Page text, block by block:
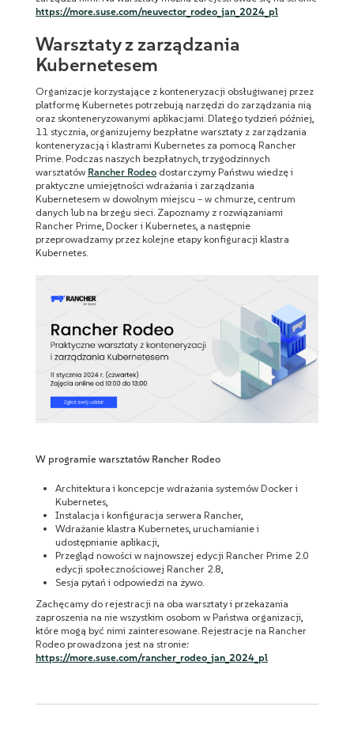
https://more.suse.com/neuvector_rodeo_jan_2024_pl
Warsztaty z zarządzania
Kubernetesem
Organizacje korzystające z konteneryzacji obsługiwanej przez
platformę Kubernetes potrzebują narzędzi do zarządzania nią
oraz skonteneryzowanymi aplikacjami. Dlatego tydzień później,
11 stycznia, organizujemy bezpłatne warsztaty z zarządzania
konteneryzacją i klastrami Kubernetes za pomocą Rancher
Prime. Podczas naszych bezpłatnych, trzygodzinnych
warsztatów Rancher Rodeo dostarczymy Państwu wiedzę i
praktyczne umiejętności wdrażania i zarządzania
Kubernetesem w dowolnym miejscu – w chmurze, centrum
danych lub na brzegu sieci. Zapoznamy z rozwiązaniami
Rancher Prime, Docker i Kubernetes, a następnie
przeprowadzamy przez kolejne etapy konfiguracji klastra
Kubernetes.
W programie warsztatów Rancher Rodeo
Architektura i koncepcje wdrażania systemów Docker i
Kubernetes,
Instalacja i konfiguracja serwera Rancher,
Wdrażanie klastra Kubernetes, uruchamianie i
udostępnianie aplikacji,
Przegląd nowości w najnowszej edycji Rancher Prime 2.0
edycji społecznościowej Rancher 2.8,
Sesja pytań i odpowiedzi na żywo.
Zachęcamy do rejestracji na oba warsztaty i przekazania
zaproszenia na nie wszystkim osobom w Państwa organizacji,
które mogą być nimi zainteresowane. Rejestracje na Rancher
Rodeo prowadzona jest na stronie:
https://more.suse.com/rancher_rodeo_jan_2024_pl